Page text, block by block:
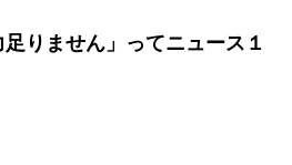
りません」ってニュース１